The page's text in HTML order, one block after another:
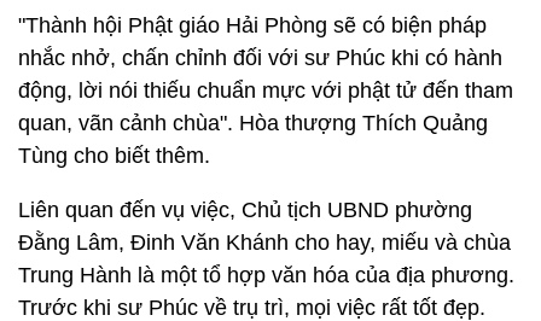
"Thành hội Phật giáo Hải Phòng sẽ có biện pháp
nhắc nhở, chấn chỉnh đối với sư Phúc khi có hành
động, lời nói thiếu chuẩn mực với phật tử đến tham
quan, vãn cảnh chùa". Hòa thượng Thích Quảng
Tùng cho biết thêm.
Liên quan đến vụ việc, Chủ tịch UBND phường
Đằng Lâm, Đinh Văn Khánh cho hay, miếu và chùa
Trung Hành là một tổ hợp văn hóa của địa phương.
Trước khi sư Phúc về trụ trì, mọi việc rất tốt đẹp.